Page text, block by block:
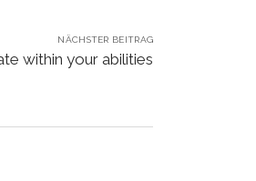
NÄCHSTER BEITRAG
within your abilities